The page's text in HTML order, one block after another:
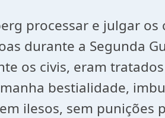
processar e julgar
durante a Segunda
os civis, eram
bestialidade,
ilesos, sem